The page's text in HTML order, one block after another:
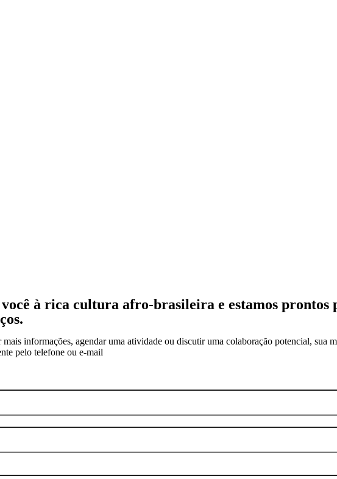
à rica cultura afro-brasileira e estamos prontos
informações, agendar uma atividade ou discutir uma colaboração potencial, sua
pelo telefone ou e-mail